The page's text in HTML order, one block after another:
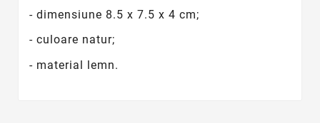
- dimensiune 8.5 x 7.5 x 4 cm;
- culoare natur;
- material lemn.